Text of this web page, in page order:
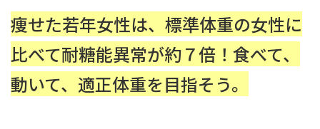
痩せた若年女性は、標準体重の女性に
比べて耐糖能異常が約７倍！食べて、
動いて、適正体重を目指そう。